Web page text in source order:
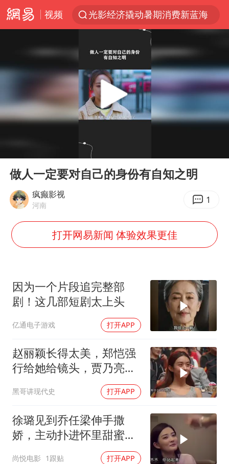
视频
光影经济撬动暑期消费新蓝海
白海豚将正面袭击贯穿浙江
杭州全市有序停课
黄金牛市回来了吗
酒店花洒现排泄物住客索赔遭拒
情侣平潭拍日出坠崖1死1伤
央视新主播李秋莹孙亚鹏亮相
几元成本的AI广告导致千万市值蒸发
老挝国会主席赛宋蓬逝世
郑丽文：台湾从来没有“独立”过
乐享全民健身 共筑健康中国
Play
做人一定要对自己的身份有自知之明
疯癫影视
河南 1
打开网易新闻 体验效果更佳
因为一个片段追完整部
剧！这几部短剧太上头
亿通电子游戏 打开APP
赵丽颖长得太美，郑恺强
行给她给镜头，贾乃亮：
黑哥讲现代史 打开APP
徐璐见到乔任梁伸手撒
娇，主动扑进怀里甜蜜场
面，Kimi当场乐开了花
尚悦电影 1跟贴 打开APP